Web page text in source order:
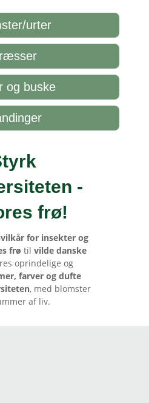
urter
og buske
-
frø!
for insekter og
frø til vilde danske
oprindelige og
farver og dufte
, med blomster
af liv.